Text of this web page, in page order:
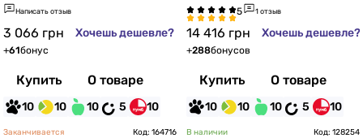
Написать отзыв
3 066 грн Хочешь дешевле?
+61бонус
Купить О товаре
10 10 10 5 10
1 отзыв
14 416 грн Хочешь дешевле?
+288бонусов
Купить О товаре
10 10 10 5 10
Заканчивается Код: 164716 В наличии Код: 128254